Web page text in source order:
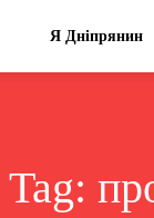
Я Дніпрянин
Tag: